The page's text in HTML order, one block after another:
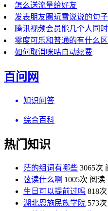
怎么送流量给好友
发表朋友圈玩雪说说的句子
腾讯视频会员能几个人同
零度可乐和普通的有什么区
如何取消咪咕自动续费
百问网
知识问答
综合百科
热门知识
茫的组词有哪些 3065次
弦读什么啊 1005次 阅读
生日可以提前过吗 818
湖北恩施民族学院 573